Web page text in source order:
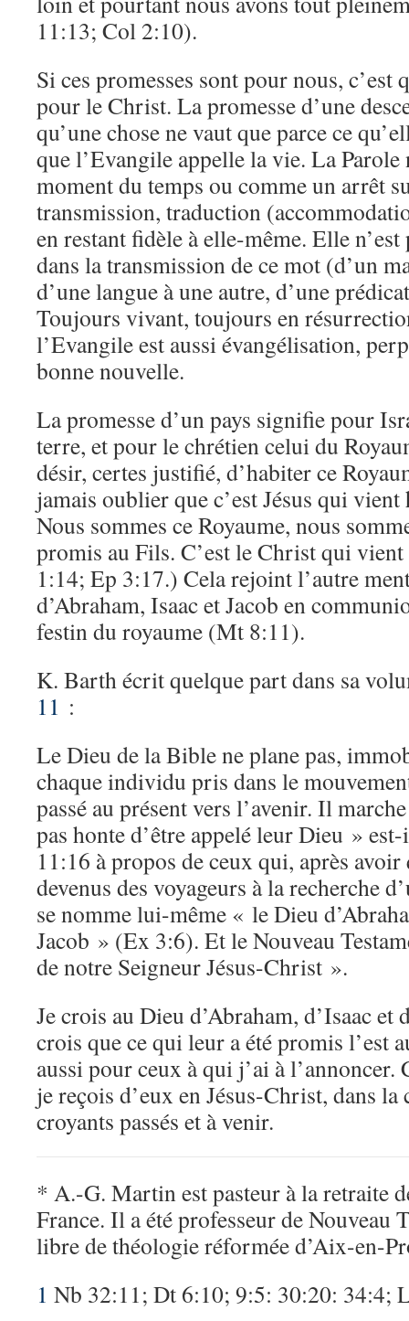
11:13; Col 2:10).
Si ces promesses sont pour nous, c’est
pour le Christ. La promesse d’une
qu’une chose ne vaut que parce ce
que l’Evangile appelle la vie. La Parole
moment du temps ou comme un arrêt
transmission, traduction
en restant fidèle à elle-même. Elle
dans la transmission de ce mot (d’un
d’une langue à une autre, d’une
Toujours vivant, toujours en
l’Evangile est aussi évangélisation,
bonne nouvelle.
La promesse d’un pays signifie pour
terre, et pour le chrétien celui du
désir, certes justifié, d’habiter ce
jamais oublier que c’est Jésus qui
Nous sommes ce Royaume, nous
promis au Fils. C’est le Christ qui
1:14; Ep 3:17.) Cela rejoint l’autre
d’Abraham, Isaac et Jacob en
festin du royaume (Mt 8:11).
K. Barth écrit quelque part dans sa
11 :
Le Dieu de la Bible ne plane pas,
chaque individu pris dans le
passé au présent vers l’avenir. Il
pas honte d’être appelé leur Dieu »
11:16 à propos de ceux qui, après
devenus des voyageurs à la recherche
se nomme lui-même « le Dieu
Jacob » (Ex 3:6). Et le Nouveau
de notre Seigneur Jésus-Christ ».
Je crois au Dieu d’Abraham, d’Isaac et
crois que ce qui leur a été promis l’est
aussi pour ceux à qui j’ai à l’annoncer.
je reçois d’eux en Jésus-Christ, dans
croyants passés et à venir.
* A.-G. Martin est pasteur à la retraite
France. Il a été professeur de Nouveau
libre de théologie réformée d’Aix-en-
1 Nb 32:11; Dt 6:10; 9:5: 30:20: 34:4;